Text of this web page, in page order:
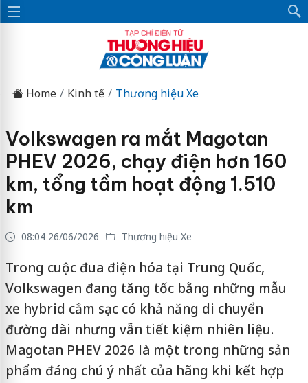
Home Kinh tế Thương hiệu Xe
Volkswagen ra mắt Magotan
PHEV 2026, chạy điện hơn 160
km, tổng tầm hoạt động 1.510
km
08:04 26/06/2026 Thương hiệu Xe
Trong cuộc đua điện hóa tại Trung Quốc,
Volkswagen đang tăng tốc bằng những mẫu
xe hybrid cắm sạc có khả năng di chuyển
đường dài nhưng vẫn tiết kiệm nhiên liệu.
Magotan PHEV 2026 là một trong những sản
phẩm đáng chú ý nhất của hãng khi kết hợp